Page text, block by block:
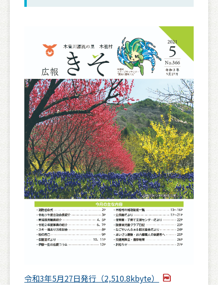
令和3年5月27日発行（2,510.8kbyte）